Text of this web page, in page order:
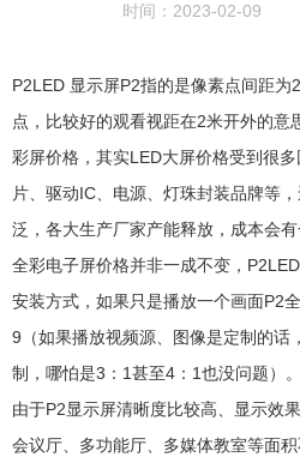
时间： 2023-02-09
P2LED 显示屏P2指的是像素点间距
点，比较好的观看视距在2米开外的意
彩屏价格，其实LED大屏价格受到很
片、驱动IC、电源、灯珠封装品牌等
泛，各大生产厂家产能释放，成本会
全彩电子屏价格并非一成不变，
安装方式，如果只是播放一个画面P2
9（如果播放视频源、图像是定制的话
制，哪怕是3：1甚至4：1也没问题）。
由于P2显示屏清晰度比较高、显示效
会议厅、多功能厅、多媒体教室等面